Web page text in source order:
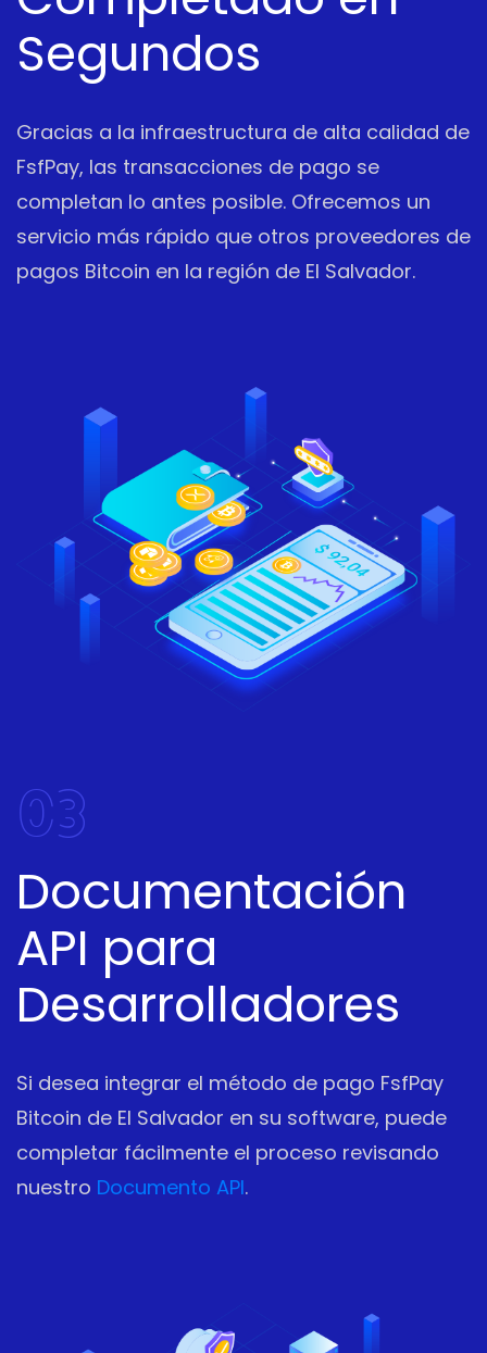
Segundos
Gracias a la infraestructura de alta calidad de
FsfPay, las transacciones de pago se
completan lo antes posible. Ofrecemos un
servicio más rápido que otros proveedores de
pagos Bitcoin en la región de El Salvador.
03
Documentación
API para
Desarrolladores
Si desea integrar el método de pago FsfPay
Bitcoin de El Salvador en su software, puede
completar fácilmente el proceso revisando
nuestro Documento API.